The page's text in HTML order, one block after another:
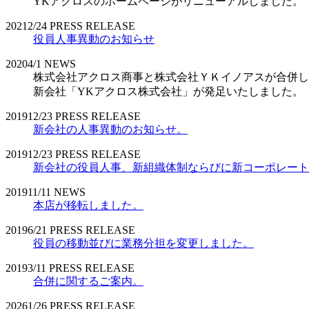
2021 2/24 PRESS RELEASE
役員人事異動のお知らせ
20204/1 NEWS
株式会社アクロス商事と株式会社ＹＫイノアスが合併し
新会社「YKアクロス株式会社」が発足いたしました。
201912/23 PRESS RELEASE
新会社の人事異動のお知らせ。
201912/23 PRESS RELEASE
新会社の役員人事、新組織体制ならびに新コーポレート
201911/11 NEWS
本店が移転しました。
20196/21 PRESS RELEASE
役員の移動並びに業務分担を変更しました。
20193/11 PRESS RELEASE
合併に関するご案内。
20261/26 PRESS RELEASE